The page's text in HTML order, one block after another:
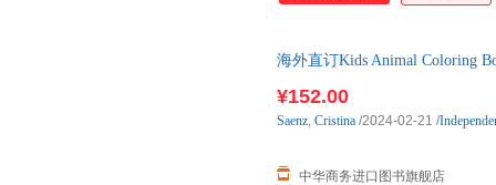
海外直订Kids Animal Coloring
¥152.00
中华商务进口图书旗舰店
Saenz, Cristina /2024-02-21 /